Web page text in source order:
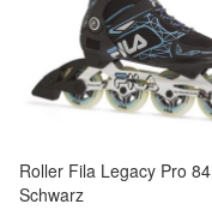
Roller Fila Legacy Pro 84
Schwarz